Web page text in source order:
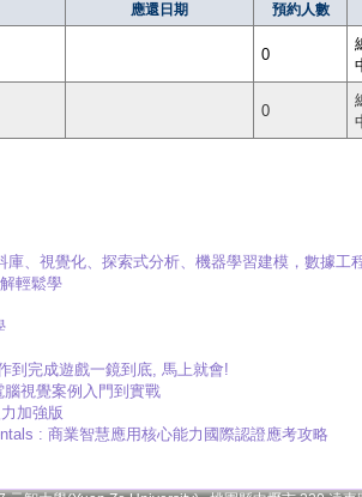
應還日期 預約人數
0
0
、視覺化、探索式分析、機器學習建模，數據工
輕鬆學
到完成遊戲一鏡到底, 馬上就會!
視覺案例入門到實戰
加強版
: 商業智慧應用核心能力國際認證應考攻略